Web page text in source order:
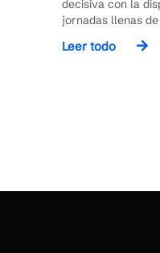
decisiva con la
jornadas llenas de
Leer todo